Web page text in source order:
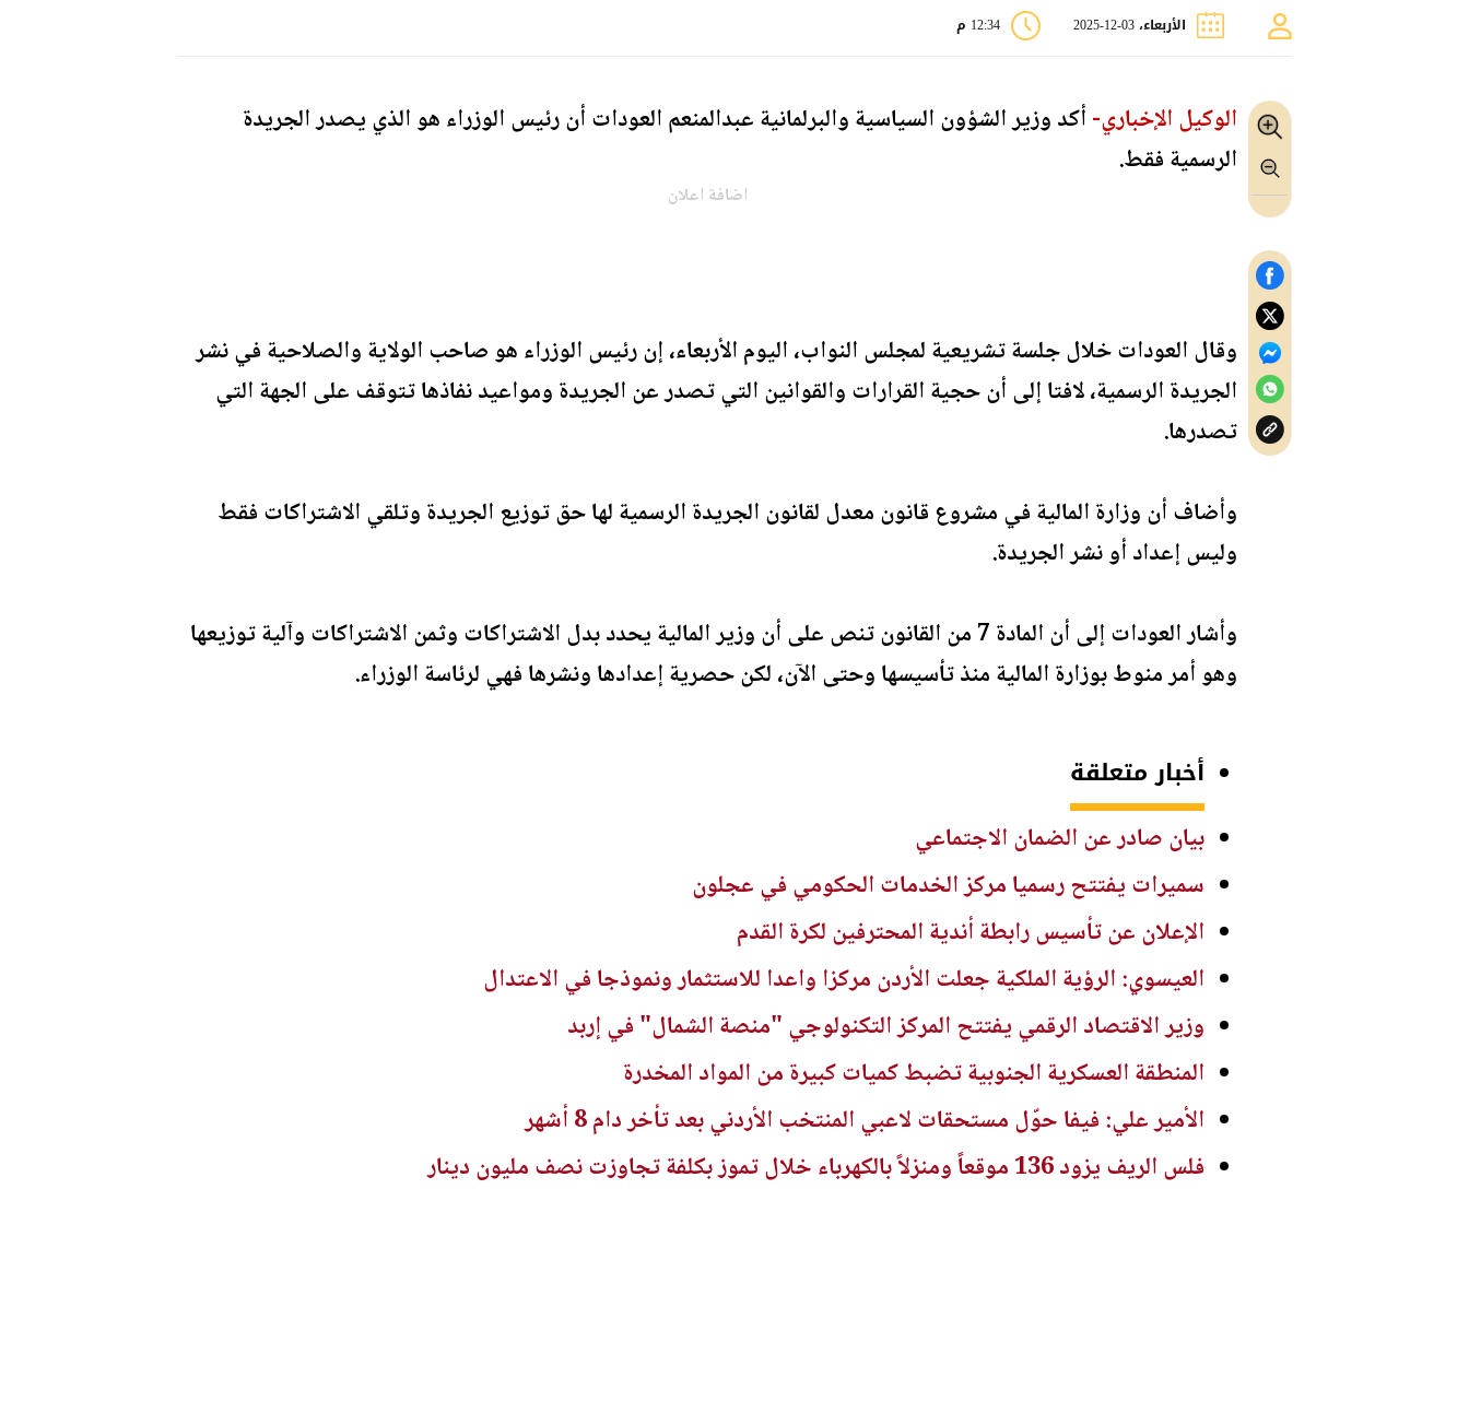
الأربعاء، 03-12-2025 12:34 م
الوكيل الإخباري-أكد وزير الشؤون السياسية والبرلمانية عبدالمنعم العودات أن رئيس الوزراء هو الذي يصدر الجريدة
الرسمية فقط.
اضافة اعلان
وقال العودات خلال جلسة تشريعية لمجلس النواب، اليوم الأربعاء، إن رئيس الوزراء هو صاحب الولاية والصلاحية في نشر
الجريدة الرسمية، لافتا إلى أن حجية القرارات والقوانين التي تصدر عن الجريدة ومواعيد نفاذها تتوقف على الجهة التي
تصدرها.
وأضاف أن وزارة المالية في مشروع قانون معدل لقانون الجريدة الرسمية لها حق توزيع الجريدة وتلقي الاشتراكات فقط
وليس إعداد أو نشر الجريدة.
وأشار العودات إلى أن المادة 7 من القانون تنص على أن وزير المالية يحدد بدل الاشتراكات وثمن الاشتراكات وآلية توزيعها
وهو أمر منوط بوزارة المالية منذ تأسيسها وحتى الآن، لكن حصرية إعدادها ونشرها فهي لرئاسة الوزراء.
أخبار متعلقة
بيان صادر عن الضمان الاجتماعي
سميرات يفتتح رسميا مركز الخدمات الحكومي في عجلون
الإعلان عن تأسيس رابطة أندية المحترفين لكرة القدم
العيسوي: الرؤية الملكية جعلت الأردن مركزا واعدا للاستثمار ونموذجا في الاعتدال
وزير الاقتصاد الرقمي يفتتح المركز التكنولوجي "منصة الشمال" في إربد
المنطقة العسكرية الجنوبية تضبط كميات كبيرة من المواد المخدرة
الأمير علي: فيفا حوّل مستحقات لاعبي المنتخب الأردني بعد تأخر دام 8 أشهر
فلس الريف يزود 136 موقعاً ومنزلاً بالكهرباء خلال تموز بكلفة تجاوزت نصف مليون دينار